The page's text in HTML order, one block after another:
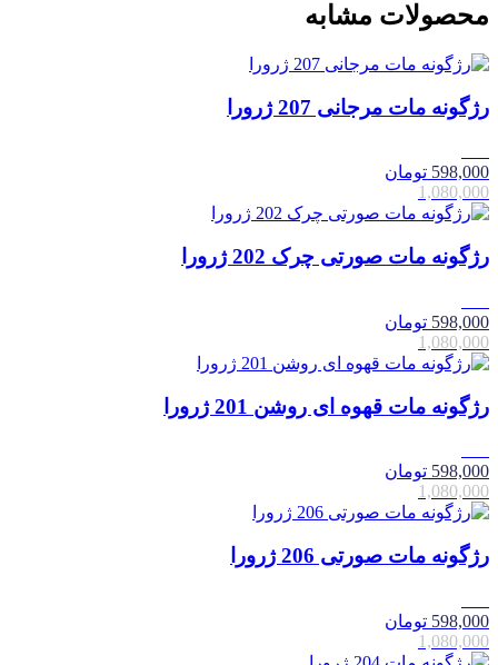
محصولات مشابه
رژگونه مات مرجانی 207 ژرورا
598,000 تومان
1,080,000
رژگونه مات صورتی چرک 202 ژرورا
598,000 تومان
1,080,000
رژگونه مات قهوه ای روشن 201 ژرورا
598,000 تومان
1,080,000
رژگونه مات صورتی 206 ژرورا
598,000 تومان
1,080,000